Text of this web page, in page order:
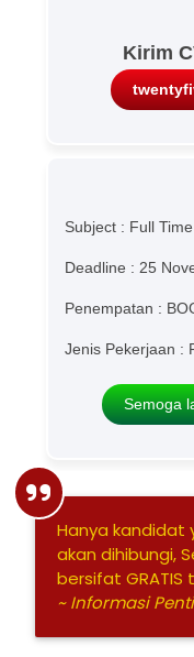
Kirim
Subject : Full
Deadline : 25
Penempatan :
Jenis Pekerjaan :
Semoga
Hanya kandidat
akan dihibungi,
bersifat
~ Informasi